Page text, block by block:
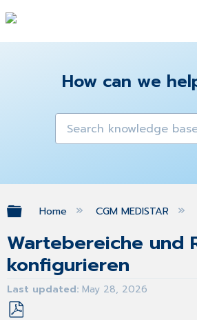
How can we
Expand/collapse
Home CGM MEDISTAR
Wartebereiche und
konfigurieren
Last updated May 28, 2026